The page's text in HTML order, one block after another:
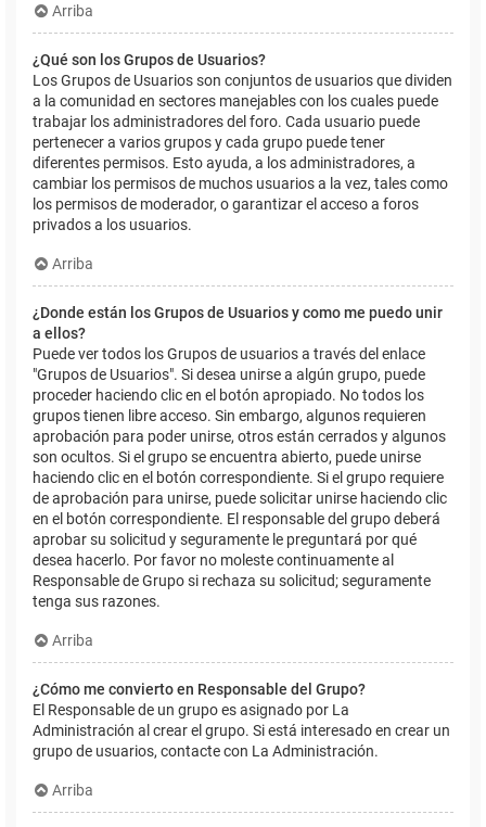
Arriba
¿Qué son los Grupos de Usuarios?
Los Grupos de Usuarios son conjuntos de usuarios que dividen
a la comunidad en sectores manejables con los cuales puede
trabajar los administradores del foro. Cada usuario puede
pertenecer a varios grupos y cada grupo puede tener
diferentes permisos. Esto ayuda, a los administradores, a
cambiar los permisos de muchos usuarios a la vez, tales como
los permisos de moderador, o garantizar el acceso a foros
privados a los usuarios.
Arriba
¿Donde están los Grupos de Usuarios y como me puedo unir
a ellos?
Puede ver todos los Grupos de usuarios a través del enlace
"Grupos de Usuarios". Si desea unirse a algún grupo, puede
proceder haciendo clic en el botón apropiado. No todos los
grupos tienen libre acceso. Sin embargo, algunos requieren
aprobación para poder unirse, otros están cerrados y algunos
son ocultos. Si el grupo se encuentra abierto, puede unirse
haciendo clic en el botón correspondiente. Si el grupo requiere
de aprobación para unirse, puede solicitar unirse haciendo clic
en el botón correspondiente. El responsable del grupo deberá
aprobar su solicitud y seguramente le preguntará por qué
desea hacerlo. Por favor no moleste continuamente al
Responsable de Grupo si rechaza su solicitud; seguramente
tenga sus razones.
Arriba
¿Cómo me convierto en Responsable del Grupo?
El Responsable de un grupo es asignado por La
Administración al crear el grupo. Si está interesado en crear un
grupo de usuarios, contacte con La Administración.
Arriba